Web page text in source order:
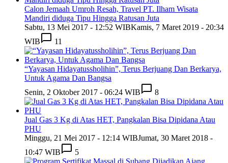
Calon Jemaah Umroh Resah, Travel PT. Ilham Wisata
Mandiri diduga Tipu Hingga Ratusan Juta
Sabtu, 13 Mei 2017 - 12:52 WIBKamis, 7 Maret 2019 - 20:34
WIB
11
“Yayasan Hidayatussholihin”, Terus Berjuang Dan Berkarya,
Untuk Agama Dan Bangsa
Senin, 2 Oktober 2017 - 06:24 WIB
8
Jual Gas 3 Kg di Atas HET, Pangkalan Bisa Dipidana Atau
PHU
Minggu, 21 Mei 2017 - 12:14 WIBJumat, 30 Maret 2018 -
10:47 WIB
5